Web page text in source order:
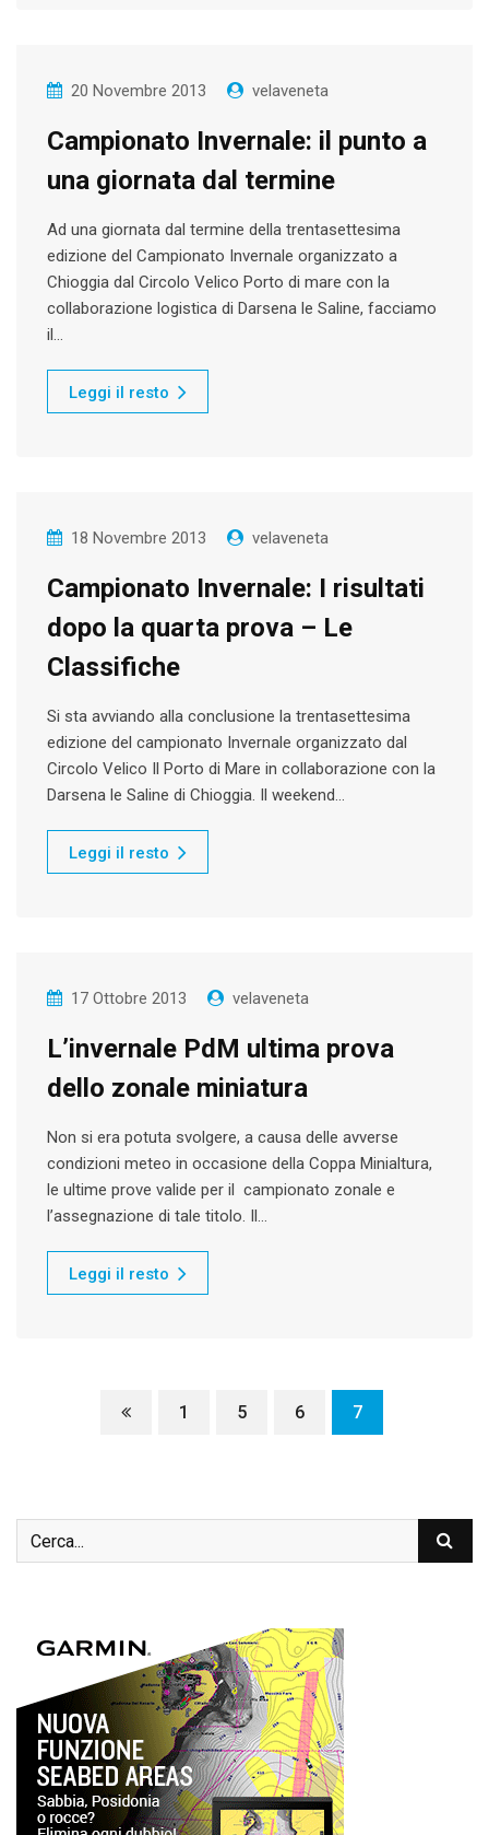
20 Novembre 2013 velaveneta
Campionato Invernale: il punto a
una giornata dal termine
Ad una giornata dal termine della trentasettesima
edizione del Campionato Invernale organizzato a
Chioggia dal Circolo Velico Porto di mare con la
collaborazione logistica di Darsena le Saline, facciamo
il…
Leggi il resto
18 Novembre 2013 velaveneta
Campionato Invernale: I risultati
dopo la quarta prova – Le
Classifiche
Si sta avviando alla conclusione la trentasettesima
edizione del campionato Invernale organizzato dal
Circolo Velico Il Porto di Mare in collaborazione con la
Darsena le Saline di Chioggia. Il weekend…
Leggi il resto
17 Ottobre 2013 velaveneta
L’invernale PdM ultima prova
dello zonale miniatura
Non si era potuta svolgere, a causa delle avverse
condizioni meteo in occasione della Coppa Minialtura,
le ultime prove valide per il campionato zonale e
l’assegnazione di tale titolo. Il…
Leggi il resto
1 5 6 7